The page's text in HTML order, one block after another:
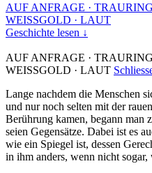
AUF ANFRAGE ·
WEISSGOLD · LAUT
Geschichte lesen ↓
AUF ANFRAGE ·
WEISSGOLD · LAUT
Lange nachdem die Menschen
und nur noch selten mit der
Berührung kamen, begann man
seien Gegensätze. Dabei ist es
wie ein Spiegel ist, dessen
in ihm anders, wenn nicht